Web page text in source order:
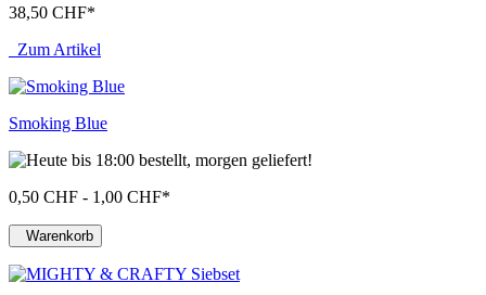
38,50 CHF*
Zum Artikel
Smoking Blue
0,50 CHF - 1,00 CHF*
Warenkorb